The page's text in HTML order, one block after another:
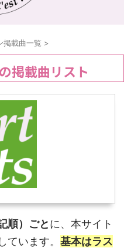
掲載曲一覧 >
掲載曲リスト
順）ごとに、本サイト
ています。 基本はラス